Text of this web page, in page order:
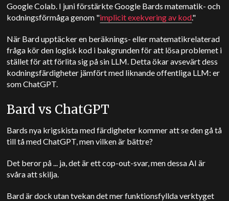
Google Colab. I juni förstärkte Google Bards matematik- och
kodningsförmåga genom "implicit exekvering av kod."
När Bard upptäcker en beräknings- eller matematikrelaterad
fråga kör den logisk kod i bakgrunden för att lösa problemet i
stället för att förlita sig på sin LLM. Detta ökar avsevärt dess
kodningsfärdigheter jämfört med liknande offentliga LLM: er
som ChatGPT.
Bard vs ChatGPT
Bards nya krigskista med färdigheter kommer att se den gå tå
till tå med ChatGPT, men vilken är bättre?
Det beror på ... ja, det är ett cop-out-svar, men dessa AI är
svåra att skilja.
Bard är dock utan tvekan det mer funktionsfyllda verktyget